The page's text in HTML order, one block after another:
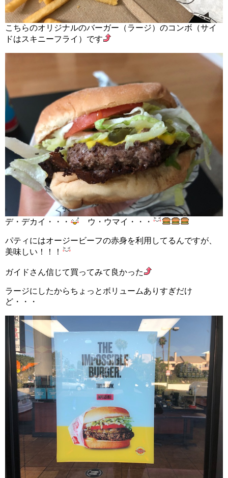
こちらのオリジナルのバーガー（ラージ）のコンボ（サイ
ドはスキニーフライ）です
デ・デカイ・・・ ウ・ウマイ・・・
パティにはオージービーフの赤身を利用してるんですが、
美味しい！！！
ガイドさん信じて買ってみて良かった
ラージにしたからちょっとボリュームありすぎだけ
ど・・・